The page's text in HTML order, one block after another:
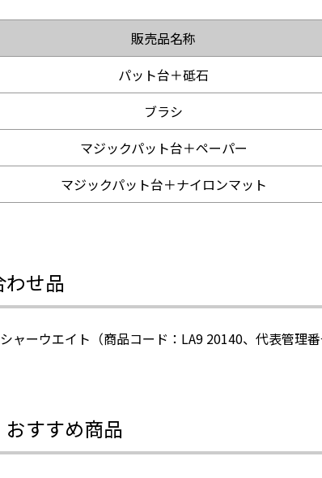
販売品名称
パット台＋砥石
ブラシ
マジックパット台＋ペーパー
マジックパット台＋ナイロンマット
せ品
ャーウエイト（商品コード：LA9 20140、代表管理番
すすめ商品